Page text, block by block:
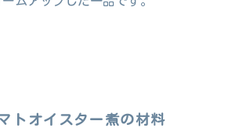
トオイスター煮の材料